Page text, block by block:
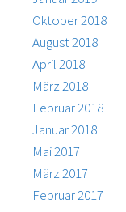
Oktober 2018
August 2018
April 2018
März 2018
Februar 2018
Januar 2018
Mai 2017
März 2017
Februar 2017